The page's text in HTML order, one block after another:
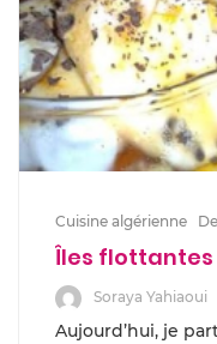
Cuisine algérienne
Îles flottantes
Soraya Yahiaoui
Aujourd’hui, je